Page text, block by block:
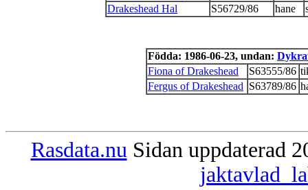
Drakeshead Hal
S56729/86 hane
Födda: 1986-06-23, undan:
Fiona of Drakeshead
S63555/86
Fergus of Drakeshead S63789/86
Rasdata.nu Sidan uppdaterad